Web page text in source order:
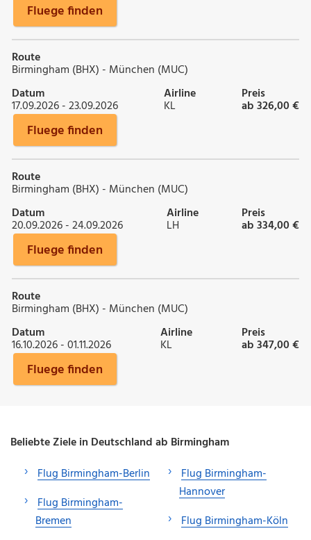
Fluege finden
Route
Birmingham (BHX) - München (MUC)
Datum
17.09.2026 - 23.09.2026
Airline
KL
Preis
ab 326,00 €
Fluege finden
Route
Birmingham (BHX) - München (MUC)
Datum
20.09.2026 - 24.09.2026
Airline
LH
Preis
ab 334,00 €
Fluege finden
Route
Birmingham (BHX) - München (MUC)
Datum
16.10.2026 - 01.11.2026
Airline
KL
Preis
ab 347,00 €
Fluege finden
Beliebte Ziele in Deutschland ab Birmingham
Flug Birmingham-Berlin
Flug Birmingham-
Bremen
Flug Birmingham-
Hannover
Flug Birmingham-Köln